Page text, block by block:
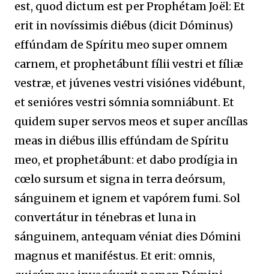
est, quod dictum est per Prophétam Joël: Et
erit in novíssimis diébus (dicit Dóminus)
effúndam de Spíritu meo super omnem
carnem, et prophetábunt fílii vestri et fíliæ
vestræ, et júvenes vestri visiónes vidébunt,
et senióres vestri sómnia somniábunt. Et
quidem super servos meos et super ancíllas
meas in diébus illis effúndam de Spíritu
meo, et prophetábunt: et dabo prodígia in
cœlo sursum et signa in terra deórsum,
sánguinem et ignem et vapórem fumi. Sol
convertátur in ténebras et luna in
sánguinem, antequam véniat dies Dómini
magnus et maniféstus. Et erit: omnis,